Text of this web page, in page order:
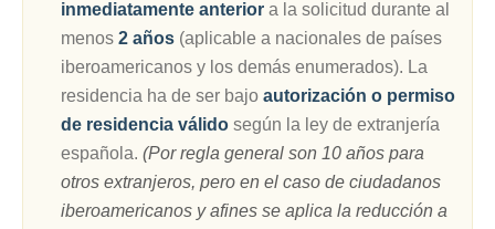
inmediatamente anteriora la solicitud durante al
menos 2 años(aplicable a nacionales de países
iberoamericanos y los demás enumerados). La
residencia ha de ser bajo autorización o permiso
de residencia válidosegún la ley de extranjería
española. (Por regla general son 10 años para
otros extranjeros, pero en el caso de ciudadanos
iberoamericanos y afines se aplica la reducción a